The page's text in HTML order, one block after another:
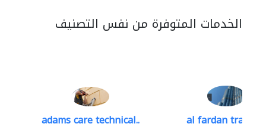
الخدمات المتوفرة من نفس التصنيف
adams care technical.. al fardan trading..